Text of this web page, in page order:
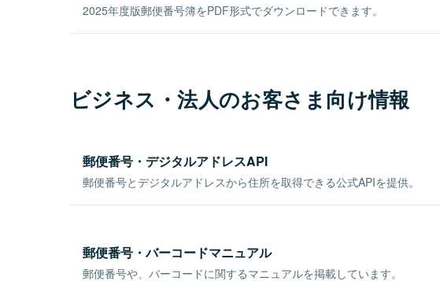
2025年度版郵便番号簿をPDF形式でダウンロードできます。
ビジネス・法人のお客さま向け情報
郵便番号・デジタルアドレスAPI
郵便番号とデジタルアドレスから住所を取得できる公式APIを提供。
郵便番号・バーコードマニュアル
郵便番号や、バーコードに関するマニュアルを掲載しています。